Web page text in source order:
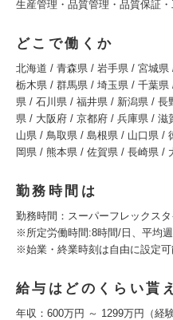
生産管理・品質管理・品質保証・
どこで働くか
北海道 / 青森県 / 岩手県 / 宮城
栃木県 / 群馬県 / 埼玉県 / 千葉
県 / 石川県 / 福井県 / 新潟県 /
県 / 大阪府 / 京都府 / 兵庫県 /
山県 / 鳥取県 / 島根県 / 山口県 /
岡県 / 熊本県 / 佐賀県 / 長崎県 /
勤務時間は
勤務時間：スーパーフレックス
※所定労働時間:8時間/日、平均
※始業・終業時刻は自由に設定
給与はどのくらい貰
年収：600万円 ～ 1299万円（経